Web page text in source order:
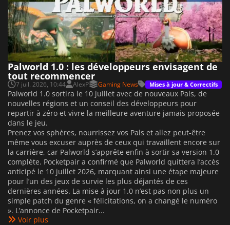
Palworld 1.0 : les développeurs envisagent de
tout recommencer
7 juil. 2026, 10:44 AlexP Gaming News Mises à jour & Correctifs
Palworld 1.0 sortira le 10 juillet avec de nouveaux Pals, de
nouvelles régions et un conseil des développeurs pour
repartir à zéro et vivre la meilleure aventure jamais proposée
dans le jeu.
Prenez vos sphères, nourrissez vos Pals et allez peut-être
même vous excuser auprès de ceux qui travaillent encore sur
la carrière, car Palworld s’apprête enfin à sortir sa version 1.0
complète. Pocketpair a confirmé que Palworld quittera l’accès
anticipé le 10 juillet 2026, marquant ainsi une étape majeure
pour l’un des jeux de survie les plus déjantés de ces
dernières années. La mise à jour 1.0 n’est pas non plus un
simple patch du genre « félicitations, on a changé le numéro
». L’annonce de Pocketpair...
Voir plus